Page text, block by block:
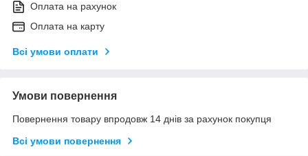
Оплата на рахунок
Оплата на карту
Всі умови оплати
Умови повернення
Повернення товару впродовж 14 днів за рахунок покупця
Всі умови повернення